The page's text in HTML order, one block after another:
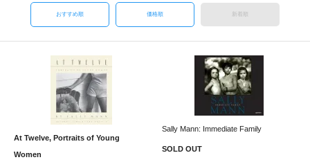
おすすめ順 価格順 新着順
At Twelve, Portraits of Young
Women
Sally Mann: Immediate Family
SOLD OUT